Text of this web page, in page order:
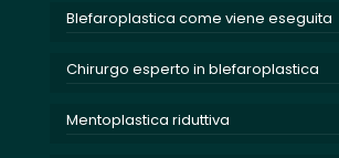
Blefaroplastica come viene eseguita
Chirurgo esperto in blefaroplastica
Mentoplastica riduttiva